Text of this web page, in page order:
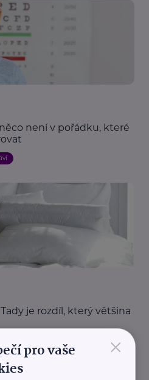
není v pořádku, které
je rozdíl, který většina
×
pro vaše